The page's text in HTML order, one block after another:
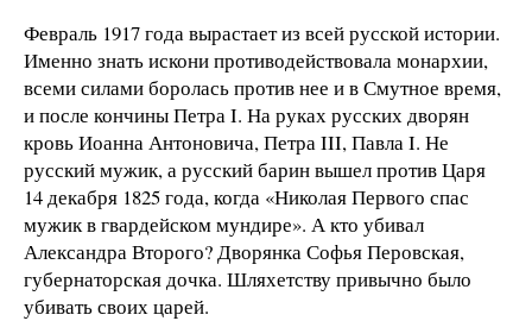
Февраль 1917 года вырастает из всей русской истории.
Именно знать искони противодействовала монархии,
всеми силами боролась против нее и в Смутное время,
и после кончины Петра I. На руках русских дворян
кровь Иоанна Антоновича, Петра ΙΙΙ, Павла Ι. Не
русский мужик, а русский барин вышел против Царя
14 декабря 1825 года, когда «Николая Первого спас
мужик в гвардейском мундире». А кто убивал
Александра Второго? Дворянка Софья Перовская,
губернаторская дочка. Шляхетству привычно было
убивать своих царей.